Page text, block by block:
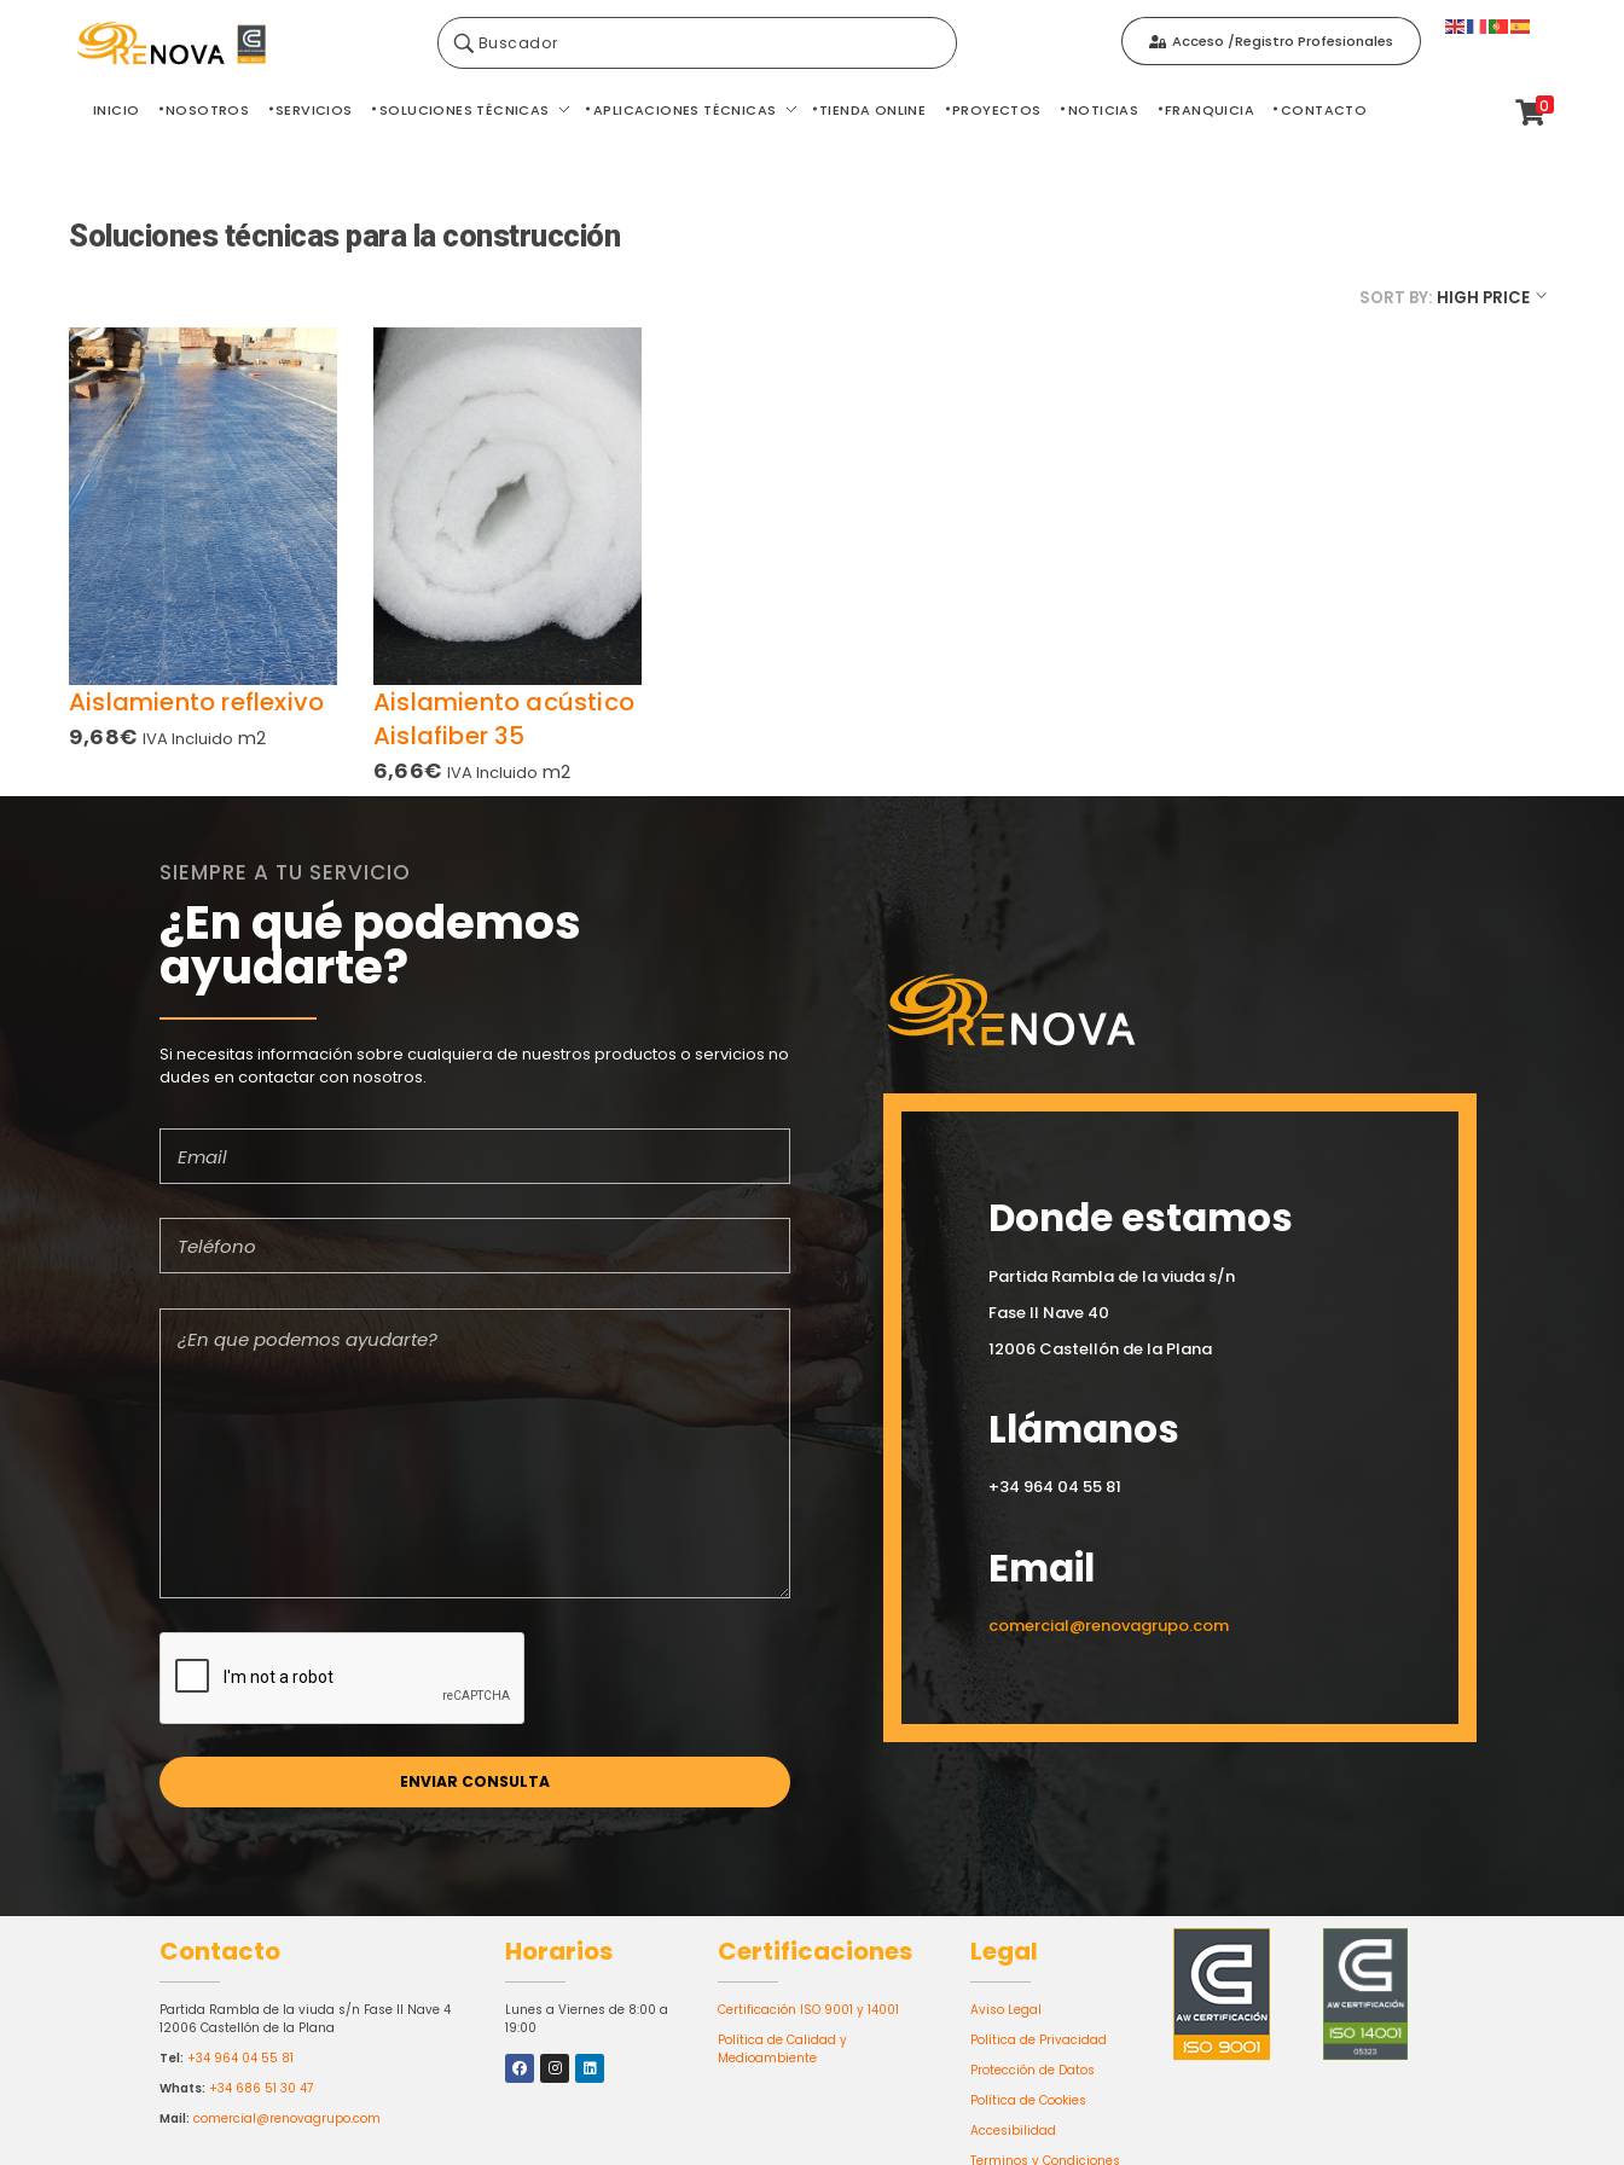
Buscador Acceso /Registro Profesionales
INICIO NOSOTROS SERVICIOS SOLUCIONES TÉCNICAS APLICACIONES TÉCNICAS TIENDA ONLINE PROYECTOS NOTICIAS FRANQUICIA CONTACTO 0
Soluciones técnicas para la construcción
SORT BY: HIGH PRICE
Aislamiento reflexivo
9,68€ IVA Incluido m2
Aislamiento acústico
Aislafiber 35
6,66€ IVA Incluido m2
SIEMPRE A TU SERVICIO
¿En qué podemos
ayudarte?
Si necesitas información sobre cualquiera de nuestros productos o servicios no
dudes en contactar con nosotros.
Donde estamos
Partida Rambla de la viuda s/n
Fase II Nave 40
12006 Castellón de la Plana
Llámanos
+34 964 04 55 81
Email
comercial@renovagrupo.com
Contacto
Partida Rambla de la viuda s/n Fase II Nave 4
12006 Castellón de la Plana
Tel: +34 964 04 55 81
Whats: +34 686 51 30 47
Mail: comercial@renovagrupo.com
Horarios
Lunes a Viernes de 8:00 a
19:00
Certificaciones
Certificación ISO 9001 y 14001
Política de Calidad y
Medioambiente
Legal
Aviso Legal
Política de Privacidad
Protección de Datos
Política de Cookies
Accesibilidad
Terminos y Condiciones